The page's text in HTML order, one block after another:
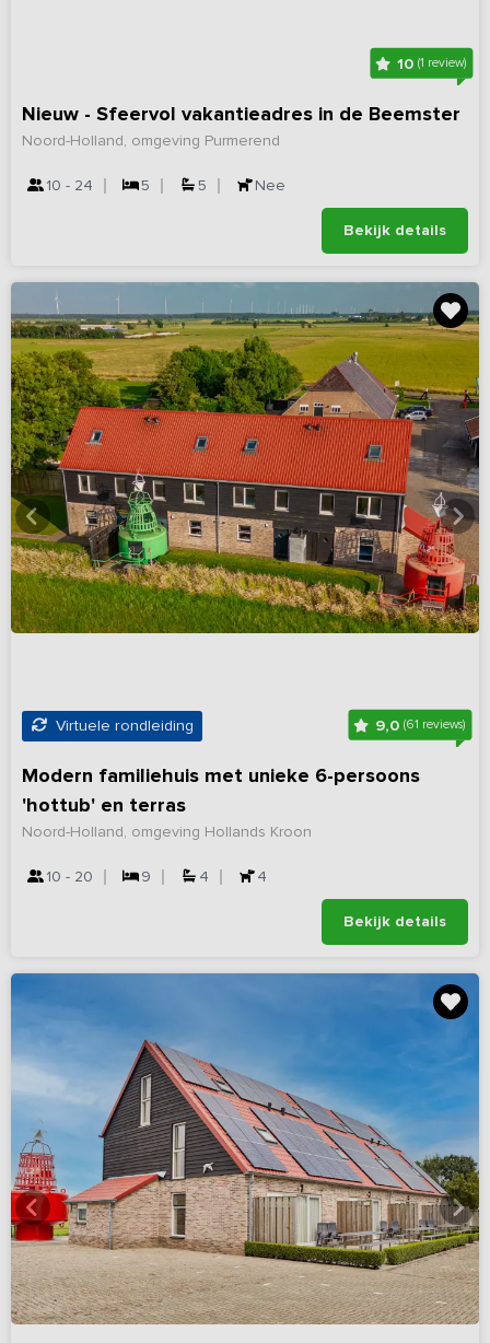
10(1 review)
Nieuw - Sfeervol vakantieadres in de Beemster
Noord-Holland, omgeving Purmerend
10 - 24 5 5 Nee
Bekijk details
Virtuele rondleiding 9,0(61 reviews)
Modern familiehuis met unieke 6-persoons
'hottub' en terras
Noord-Holland, omgeving Hollands Kroon
10 - 20 9 4 4
Bekijk details